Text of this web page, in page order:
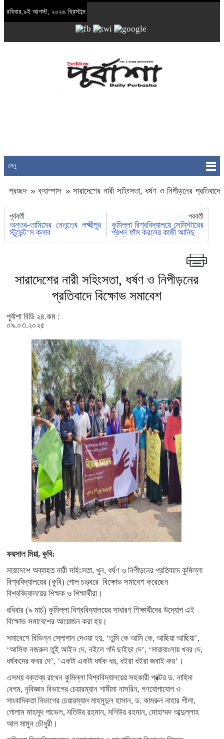
রবিবার,৯ই আগস্ট, ২০২৬ খ্রিস্টাব্দ
মেনু
প্রচ্ছদ » ক্যাম্পাস » সারাদেশের নারী সহিংসতা, ধর্ষণ ও নিপীড়নের প্রতিবাদে
বিক্ষোভ সমাবেশ
পূর্ববর্তী
অন্তর-তামিমের নেতৃত্বে লক্ষ্মীপুর
স্টুডেন্ট’স ক্লাব
পরবর্তী
কুমিল্লা বিশ্ববিদ্যালয়ে সেমিস্টারের
প্রশ্ন ফাঁস করলের কাজী আনিছ
সারাদেশের নারী সহিংসতা, ধর্ষণ ও নিপীড়নের
প্রতিবাদে বিক্ষোভ সমাবেশ
পূর্বাশা বিডি ২৪.কম :
০৯.০৩.২০২৫
ফয়সাল মিয়া, কুবি:
সারাদেশে অব্যাহত নারী সহিংসতা, খুন, ধর্ষণ ও নিপীড়নের প্রতিবাদে কুমিল্লা
বিশ্ববিদ্যালয়ের (কুবি) গোল চত্ত্বরে বিক্ষোভ সমাবেশ করেছেন
বিশ্ববিদ্যালয়ের শিক্ষক ও শিক্ষার্থীরা।
রবিবার (৯ মার্চ) কুমিল্লা বিশ্ববিদ্যালয়ের সাধারণ শিক্ষার্থীদের উদ্যোগ এই
বিক্ষোভ সমাবেশের আয়োজন করা হয়।
সমাবেশে বিভিন্ন স্লোগান দেওয়া হয়, ‘তুমি কে আমি কে, আছিয়া আছিয়া’,
‘আসিফ নজরুল তুই আইন দে, নইলে গদি ছাইড়া দে’, ‘সারাবাংলায় খবর দে,
ধর্ষকদের কবর দে’, ‘একটা একটা ধর্ষক ধর, ধইরা ধইরা জবাই কর’।
এসময় বক্তব্য রাখেন কুমিল্লা বিশ্ববিদ্যালয়ের সহকারী প্রক্টর ড. নাহিদা
বেগম, নৃবিজ্ঞান বিভাগের চেয়ারম্যান শামীমা নাসরিন, গণযোগাযোগ ও
সাংবাদিকতা বিভাগের চেয়ারম্যান মাহমুদুল হাসান, ড. কামরুন নাহার শীলা,
গোলাম মাহমুদ পাভেল, মতিউর রহমান, মশিউর রহমান, মোহাম্মদ আব্দুল্লাহ
আল মামুন চৌধুরী।